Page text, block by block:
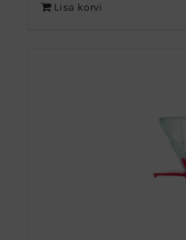
Lisa korvi